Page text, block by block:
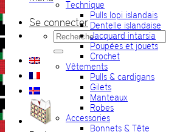
Se connecter
Recherche
pour :
Technique
Pulls lopi islandais
Dentelle islandaise
Jacquard intarsia
Poupées et jouets
Crochet
Vêtements
Pulls & cardigans
Gilets
Manteaux
Robes
Accessories
Bonnets & Tête